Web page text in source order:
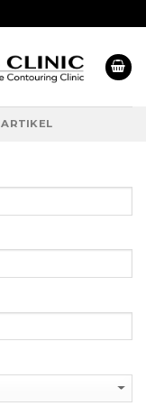
ARTIKEL